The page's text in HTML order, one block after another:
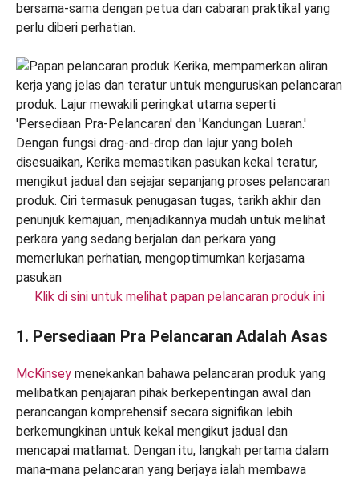
bersama-sama dengan petua dan cabaran praktikal yang
perlu diberi perhatian.
Klik di sini untuk melihat papan pelancaran produk ini
1. Persediaan Pra Pelancaran Adalah Asas
McKinsey menekankan bahawa pelancaran produk yang
melibatkan penjajaran pihak berkepentingan awal dan
perancangan komprehensif secara signifikan lebih
berkemungkinan untuk kekal mengikut jadual dan
mencapai matlamat. Dengan itu, langkah pertama dalam
mana-mana pelancaran yang berjaya ialah membawa